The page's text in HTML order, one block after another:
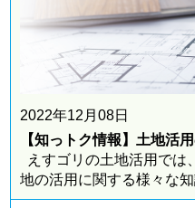
2022年12月08日
【知っトク情報】土地活
えすゴリの土地活用では
地の活用に関する様々な